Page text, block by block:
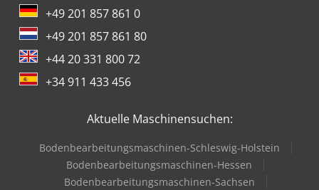
+49 201 857 861 0
+49 201 857 861 80
+44 20 331 800 72
+34 911 433 456
Aktuelle Maschinensuchen:
Bodenbearbeitungsmaschinen-Schleswig-Holstein
Bodenbearbeitungsmaschinen-Hessen
Bodenbearbeitungsmaschinen-Sachsen